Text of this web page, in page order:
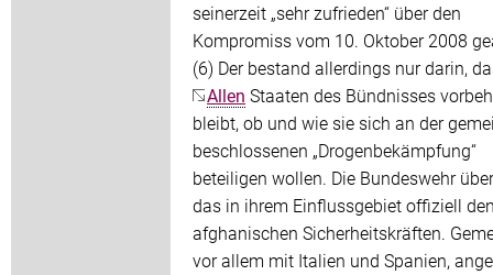
seinerzeit „sehr zufrieden“ über den
Kompromiss vom 10. Oktober 2008
(6) Der bestand allerdings nur darin,
Allen Staaten des Bündnisses
bleibt, ob und wie sie sich an der
beschlossenen „Drogenbekämpfung“
beteiligen wollen. Die Bundeswehr
das in ihrem Einflussgebiet offiziell
afghanischen Sicherheitskräften.
vor allem mit Italien und Spanien,